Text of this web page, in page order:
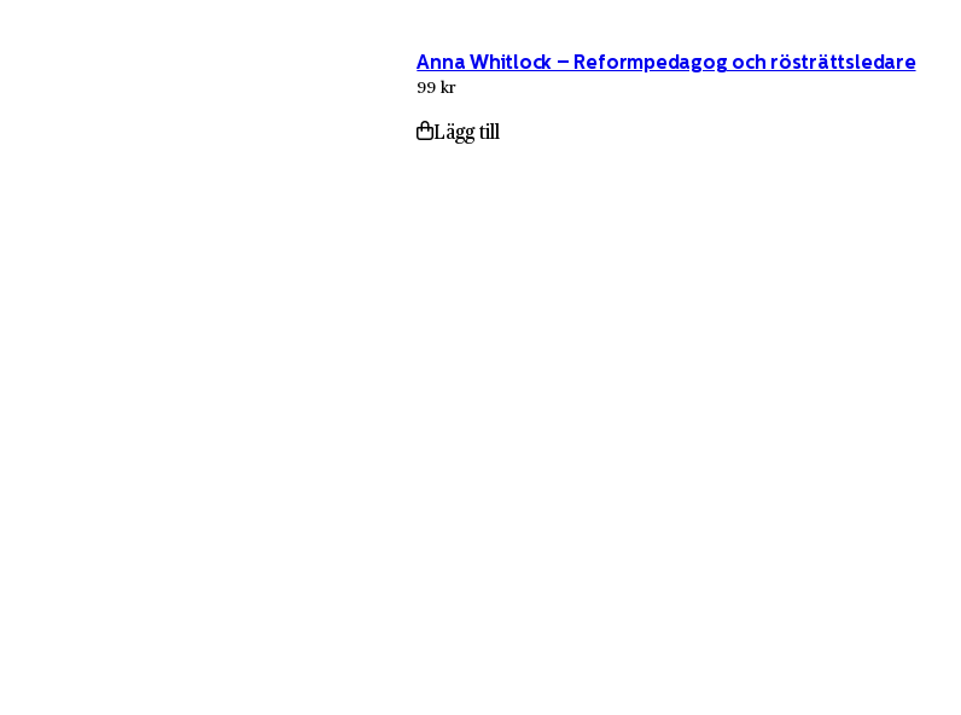
Anna Whitlock – Reformpedagog och rösträttsledare
99 kr
Lägg till